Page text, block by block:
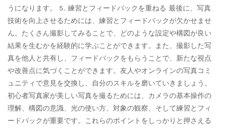
うになります。 5. 練習とフィードバックを重ねる 最後に、写真
技術を向上させるためには、練習とフィードバックが欠かせませ
ん。たくさん撮影してみることで、どのような設定や構図が良い
結果を生むかを経験的に学ぶことができます。また、撮影した写
真を他人と共有し、フィードバックをもらうことで、新たな視点
や改善点に気づくことができます。友人やオンラインの写真コミ
ュニティで意見を交換し、自分のスキルを磨いていきましょう。
初心者写真家が美しい写真を撮るためには、カメラの基本操作の
理解、構図の意識、光の使い方、対象の観察、そして練習とフィ
ードバックが重要です。これらのポイントをしっかりと押さえる